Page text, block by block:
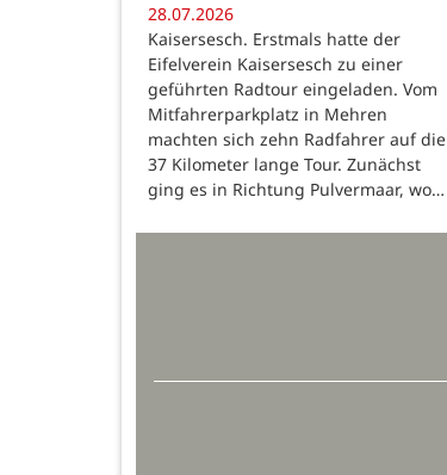
28.07.2026
Kaisersesch. Erstmals hatte der
Eifelverein Kaisersesch zu einer
geführten Radtour eingeladen. Vom
Mitfahrerparkplatz in Mehren
machten sich zehn Radfahrer auf die
37 Kilometer lange Tour. Zunächst
ging es in Richtung Pulvermaar, wo…